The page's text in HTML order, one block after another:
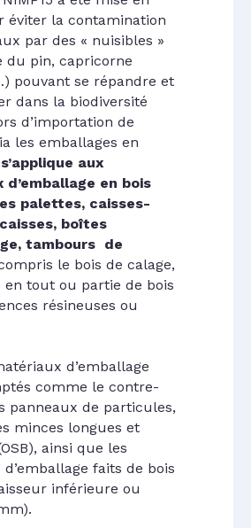
éviter la contamination
par des « nuisibles »
du pin, capricorne
pouvant se répandre et
dans la biodiversité
d’importation de
les emballages en
aux
d’emballage en bois
palettes, caisses-
boîtes
tambours de
le bois de calage,
en tout ou partie de bois
résineuses ou
d’emballage
comme le contre-
panneaux de particules,
minces longues et
ainsi que les
faits de bois
inférieure ou